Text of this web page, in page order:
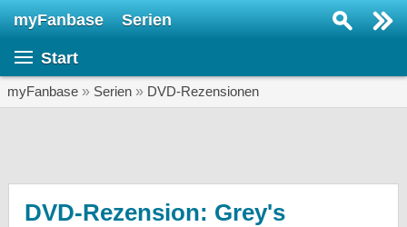
myFanbase Serien
Start
myFanbase » Serien » DVD-Rezensionen
DVD-Rezension: Grey's
SERIEN